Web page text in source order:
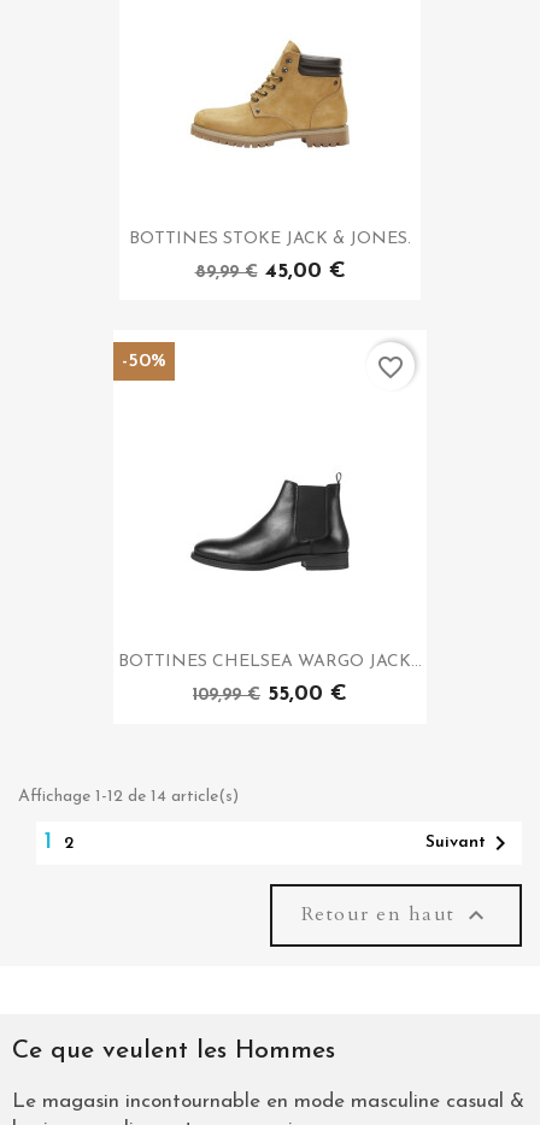
BOTTINES STOKE JACK & JONES.
89,99 € 45,00 €
BOTTINES CHELSEA WARGO JACK...
109,99 € 55,00 €
-50% favorite_border
Affichage 1-12 de 14 article(s)
1 2 Suivant 
Retour en haut 
Ce que veulent les Hommes
Le magasin incontournable en mode masculine casual &